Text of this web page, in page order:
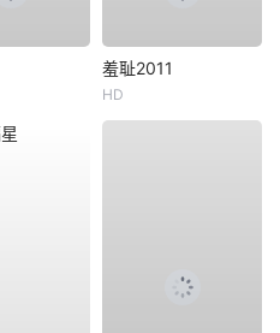
羞耻2011
HD